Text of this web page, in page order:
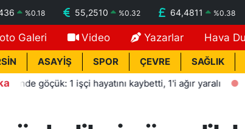
%0.18 55,2510 %0.32 64,4811 %0.38
Galeri Video Yazarlar Hava
ASAYİŞ SPOR ÇEVRE SAĞLIK
1 işçi hayatını kaybetti, 1'i ağır yaralı 12:57